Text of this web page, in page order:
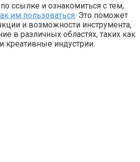
ссылке и ознакомиться с тем,
им пользоваться. Это поможет
и возможности инструмента,
в различных областях, таких как
креативные индустрии.